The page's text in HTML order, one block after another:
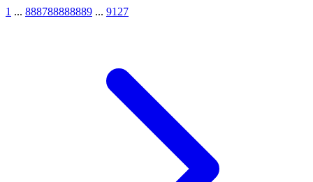
1 ... 888788888889 ... 9127